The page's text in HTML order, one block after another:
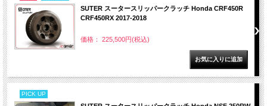
SUTER スータースリッパークラッチ Honda CRF450R
CRF450RX 2017-2018
価格： 225,500円(税込)
PICK UP